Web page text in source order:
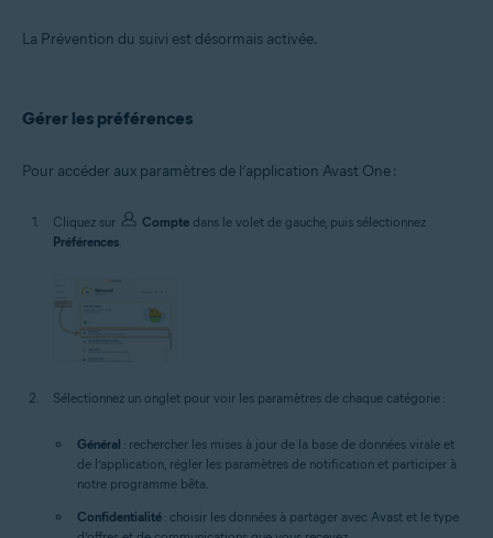
La Prévention du suivi est désormais activée.
Gérer les préférences
Pour accéder aux paramètres de l’application Avast One :
Cliquez sur Compte dans le volet de gauche, puis sélectionnez
Préférences.
Sélectionnez un onglet pour voir les paramètres de chaque catégorie :
Général : rechercher les mises à jour de la base de données virale et
de l’application, régler les paramètres de notification et participer à
notre programme bêta.
Confidentialité : choisir les données à partager avec Avast et le type